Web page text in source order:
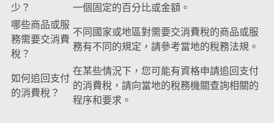
少？
一個固定的百分比或金額。
哪些商品或服
務需要交消費
稅？
不同國家或地區對需要交消費稅的商品或服
務有不同的規定，請參考當地的稅務法規。
如何追回支付
的消費稅？
在某些情況下，您可能有資格申請追回支付
的消費稅，請向當地的稅務機關查詢相關的
程序和要求。